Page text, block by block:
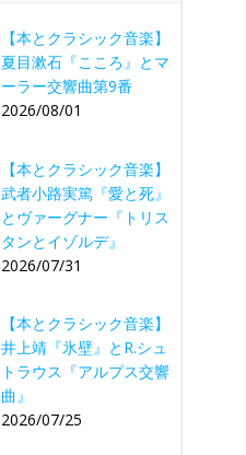
【本とクラシック音楽】
夏目漱石『こころ』とマ
ーラー交響曲第9番
2026/08/01
【本とクラシック音楽】
武者小路実篤『愛と死』
とヴァーグナー『トリス
タンとイゾルデ』
2026/07/31
【本とクラシック音楽】
井上靖『氷壁』とR.シュ
トラウス『アルプス交響
曲』
2026/07/25